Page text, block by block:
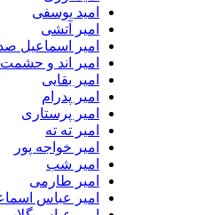
امید یوسفی
امیر آتشی
امیر اسماعیل صدفی
امیر اند و حشمت فغانی
امیر بقایی
امیر پدرام
امیر پرستاری
امیر ته ته
امیر خواجه پور
امیر شب
امیر طارمی
امیر عباس اسماعیلی